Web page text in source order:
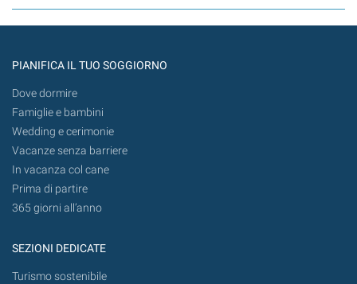
PIANIFICA IL TUO SOGGIORNO
Dove dormire
Famiglie e bambini
Wedding e cerimonie
Vacanze senza barriere
In vacanza col cane
Prima di partire
365 giorni all’anno
SEZIONI DEDICATE
Turismo sostenibile